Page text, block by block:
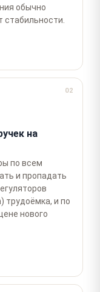
обычно
стабильности.
02
на
по всем
и пропадать
трудоёмка, и по
нового